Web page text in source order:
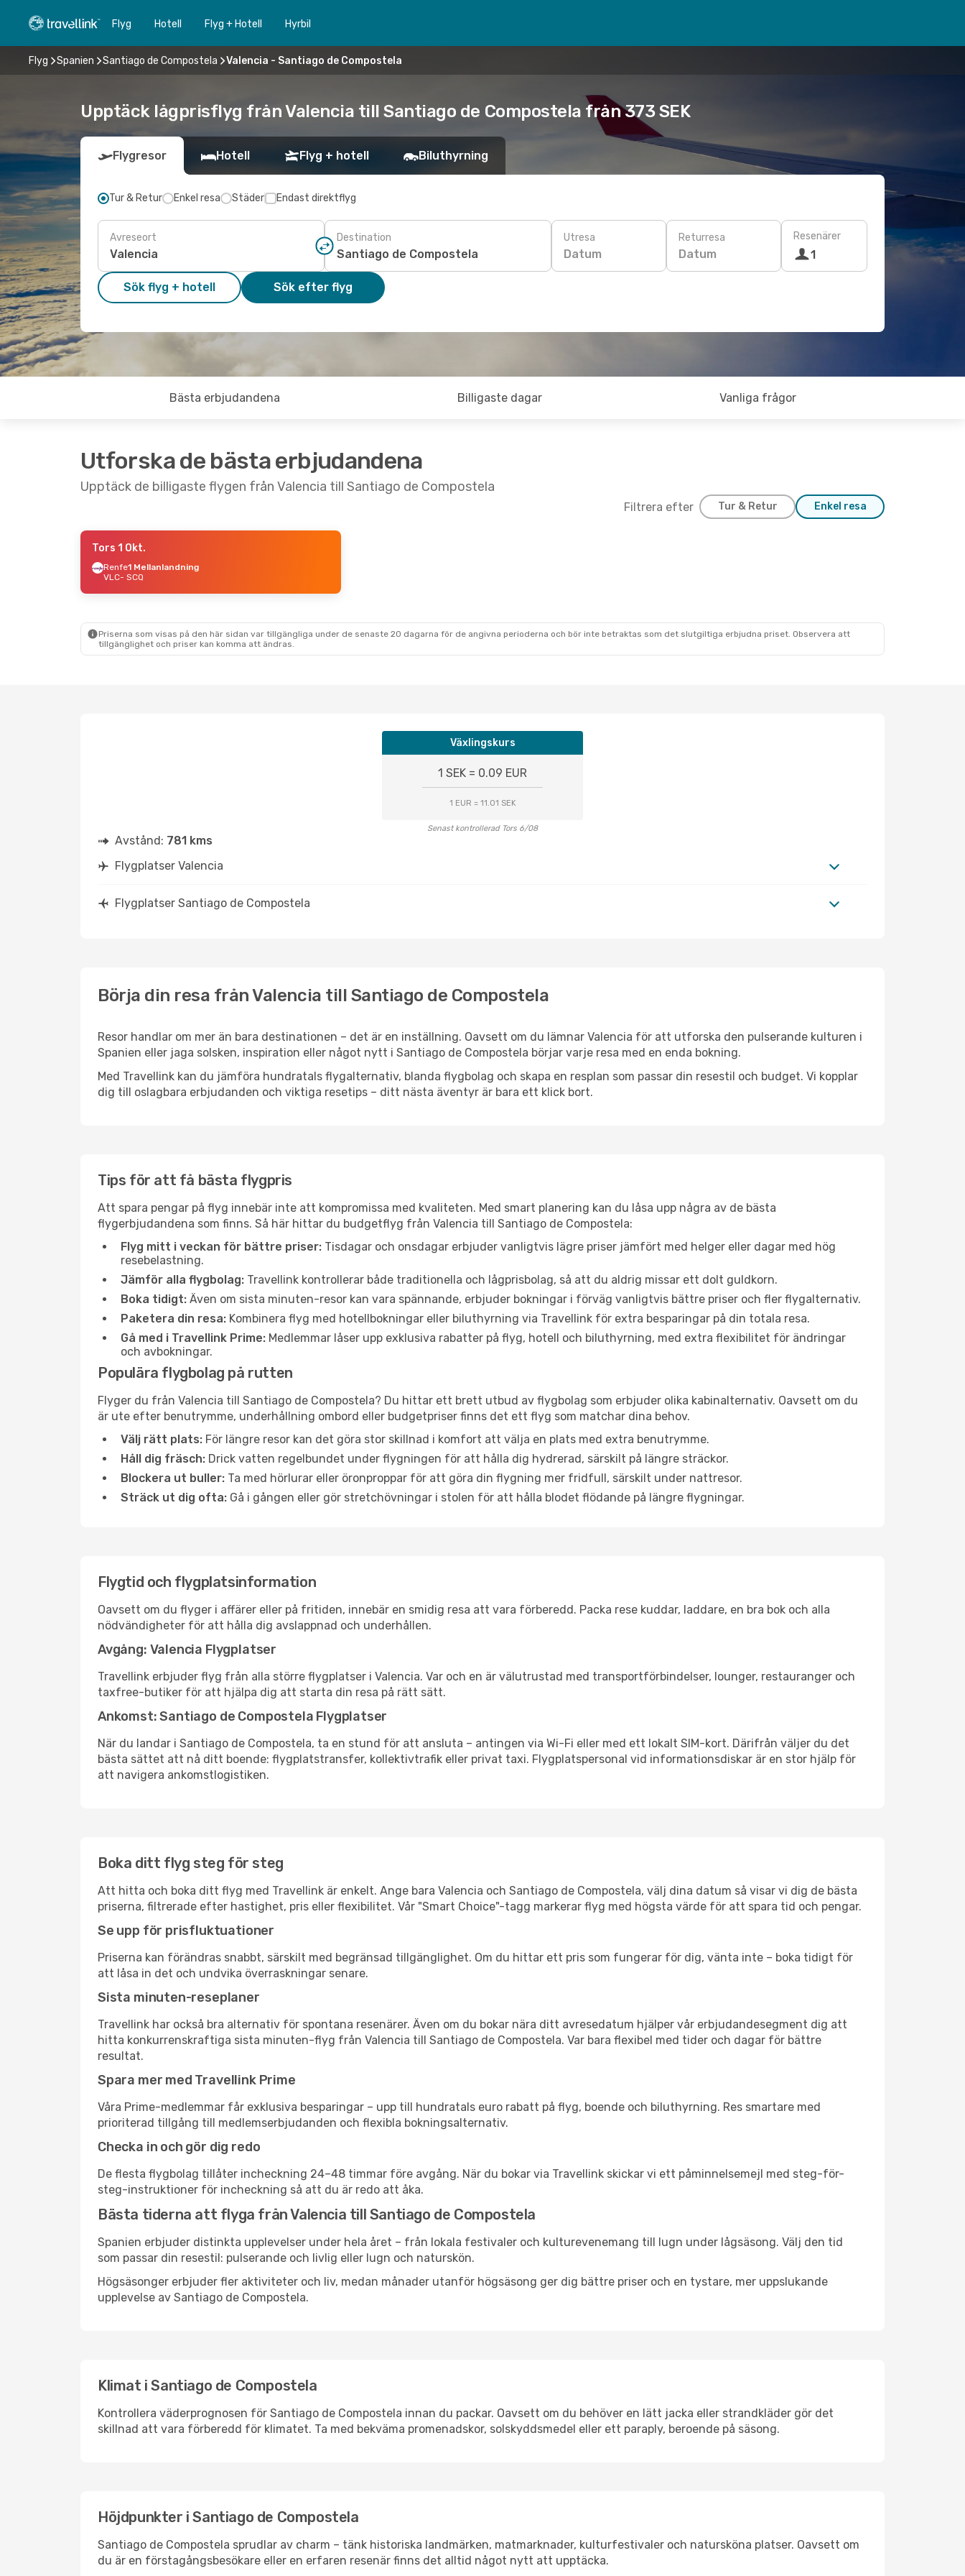
Flyg Hotell Flyg + Hotell Hyrbil
Flyg Spanien Santiago de Compostela Valencia - Santiago de Compostela
Upptäck lågprisflyg från Valencia till Santiago de Compostela från 373 SEK
Flygresor Hotell Flyg + hotell Biluthyrning
Tur & Retur Enkel resa Städer Endast direktflyg
Avreseort Destination Utresa
Datum
Returresa
Datum
Resenärer
1
Sök flyg + hotell Sök efter flyg
Bästa erbjudandena Billigaste dagar Vanliga frågor
Utforska de bästa erbjudandena
Upptäck de billigaste flygen från Valencia till Santiago de Compostela
Filtrera efter Tur & Retur Enkel resa
- Mån 14 Sep.
1 Mellanlandning
Tors 1 Okt.
Renfe1 Mellanlandning
VLC- SCQ
Priserna som visas på den här sidan var tillgängliga under de senaste 20 dagarna för de angivna perioderna och bör inte betraktas som det slutgiltiga erbjudna priset. Observera att
tillgänglighet och priser kan komma att ändras.
Växlingskurs
1 SEK = 0.09 EUR
1 EUR = 11.01 SEK
Senast kontrollerad Tors 6/08
Avstånd: 781 kms
Flygplatser Valencia
Flygplatser Santiago de Compostela
Börja din resa från Valencia till Santiago de Compostela
Resor handlar om mer än bara destinationen – det är en inställning. Oavsett om du lämnar Valencia för att utforska den pulserande kulturen i
Spanien eller jaga solsken, inspiration eller något nytt i Santiago de Compostela börjar varje resa med en enda bokning.
Med Travellink kan du jämföra hundratals flygalternativ, blanda flygbolag och skapa en resplan som passar din resestil och budget. Vi kopplar
dig till oslagbara erbjudanden och viktiga resetips – ditt nästa äventyr är bara ett klick bort.
Tips för att få bästa flygpris
Att spara pengar på flyg innebär inte att kompromissa med kvaliteten. Med smart planering kan du låsa upp några av de bästa
flygerbjudandena som finns. Så här hittar du budgetflyg från Valencia till Santiago de Compostela:
Flyg mitt i veckan för bättre priser: Tisdagar och onsdagar erbjuder vanligtvis lägre priser jämfört med helger eller dagar med hög
resebelastning.
Jämför alla flygbolag: Travellink kontrollerar både traditionella och lågprisbolag, så att du aldrig missar ett dolt guldkorn.
Boka tidigt: Även om sista minuten-resor kan vara spännande, erbjuder bokningar i förväg vanligtvis bättre priser och fler flygalternativ.
Paketera din resa: Kombinera flyg med hotellbokningar eller biluthyrning via Travellink för extra besparingar på din totala resa.
Gå med i Travellink Prime: Medlemmar låser upp exklusiva rabatter på flyg, hotell och biluthyrning, med extra flexibilitet för ändringar
och avbokningar.
Populära flygbolag på rutten
Flyger du från Valencia till Santiago de Compostela? Du hittar ett brett utbud av flygbolag som erbjuder olika kabinalternativ. Oavsett om du
är ute efter benutrymme, underhållning ombord eller budgetpriser finns det ett flyg som matchar dina behov.
Välj rätt plats: För längre resor kan det göra stor skillnad i komfort att välja en plats med extra benutrymme.
Håll dig fräsch: Drick vatten regelbundet under flygningen för att hålla dig hydrerad, särskilt på längre sträckor.
Blockera ut buller: Ta med hörlurar eller öronproppar för att göra din flygning mer fridfull, särskilt under nattresor.
Sträck ut dig ofta: Gå i gången eller gör stretchövningar i stolen för att hålla blodet flödande på längre flygningar.
Flygtid och flygplatsinformation
Oavsett om du flyger i affärer eller på fritiden, innebär en smidig resa att vara förberedd. Packa rese kuddar, laddare, en bra bok och alla
nödvändigheter för att hålla dig avslappnad och underhållen.
Avgång: Valencia Flygplatser
Travellink erbjuder flyg från alla större flygplatser i Valencia. Var och en är välutrustad med transportförbindelser, lounger, restauranger och
taxfree-butiker för att hjälpa dig att starta din resa på rätt sätt.
Ankomst: Santiago de Compostela Flygplatser
När du landar i Santiago de Compostela, ta en stund för att ansluta – antingen via Wi-Fi eller med ett lokalt SIM-kort. Därifrån väljer du det
bästa sättet att nå ditt boende: flygplatstransfer, kollektivtrafik eller privat taxi. Flygplatspersonal vid informationsdiskar är en stor hjälp för
att navigera ankomstlogistiken.
Boka ditt flyg steg för steg
Att hitta och boka ditt flyg med Travellink är enkelt. Ange bara Valencia och Santiago de Compostela, välj dina datum så visar vi dig de bästa
priserna, filtrerade efter hastighet, pris eller flexibilitet. Vår "Smart Choice"-tagg markerar flyg med högsta värde för att spara tid och pengar.
Se upp för prisfluktuationer
Priserna kan förändras snabbt, särskilt med begränsad tillgänglighet. Om du hittar ett pris som fungerar för dig, vänta inte – boka tidigt för
att låsa in det och undvika överraskningar senare.
Sista minuten-reseplaner
Travellink har också bra alternativ för spontana resenärer. Även om du bokar nära ditt avresedatum hjälper vår erbjudandesegment dig att
hitta konkurrenskraftiga sista minuten-flyg från Valencia till Santiago de Compostela. Var bara flexibel med tider och dagar för bättre
resultat.
Spara mer med Travellink Prime
Våra Prime-medlemmar får exklusiva besparingar – upp till hundratals euro rabatt på flyg, boende och biluthyrning. Res smartare med
prioriterad tillgång till medlemserbjudanden och flexibla bokningsalternativ.
Checka in och gör dig redo
De flesta flygbolag tillåter incheckning 24–48 timmar före avgång. När du bokar via Travellink skickar vi ett påminnelsemejl med steg-för-
steg-instruktioner för incheckning så att du är redo att åka.
Bästa tiderna att flyga från Valencia till Santiago de Compostela
Spanien erbjuder distinkta upplevelser under hela året – från lokala festivaler och kulturevenemang till lugn under lågsäsong. Välj den tid
som passar din resestil: pulserande och livlig eller lugn och naturskön.
Högsäsonger erbjuder fler aktiviteter och liv, medan månader utanför högsäsong ger dig bättre priser och en tystare, mer uppslukande
upplevelse av Santiago de Compostela.
Klimat i Santiago de Compostela
Kontrollera väderprognosen för Santiago de Compostela innan du packar. Oavsett om du behöver en lätt jacka eller strandkläder gör det
skillnad att vara förberedd för klimatet. Ta med bekväma promenadskor, solskyddsmedel eller ett paraply, beroende på säsong.
Höjdpunkter i Santiago de Compostela
Santiago de Compostela sprudlar av charm – tänk historiska landmärken, matmarknader, kulturfestivaler och natursköna platser. Oavsett om
du är en förstagångsbesökare eller en erfaren resenär finns det alltid något nytt att upptäcka.